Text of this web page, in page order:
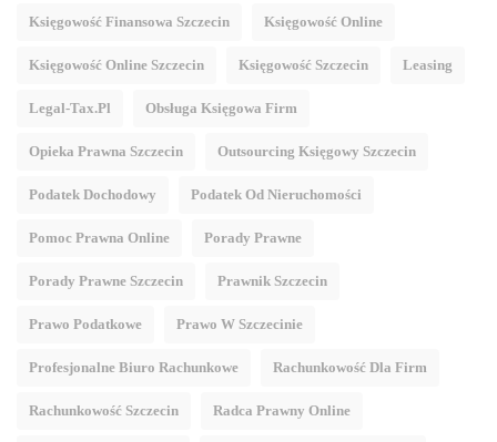
Księgowość Finansowa Szczecin Księgowość Online
Księgowość Online Szczecin Księgowość Szczecin Leasing
Legal-Tax.pl Obsługa Księgowa Firm
Opieka Prawna Szczecin Outsourcing Księgowy Szczecin
Podatek Dochodowy Podatek Od Nieruchomości
Pomoc Prawna Online Porady Prawne
Porady Prawne Szczecin Prawnik Szczecin
Prawo Podatkowe Prawo W Szczecinie
Profesjonalne Biuro Rachunkowe Rachunkowość Dla Firm
Rachunkowość Szczecin Radca Prawny Online